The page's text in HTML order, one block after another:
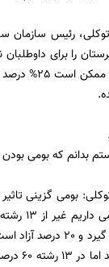
رئیس سازمان
بدانم که بومی بودن
بومی گزینی
قطب تعلق می